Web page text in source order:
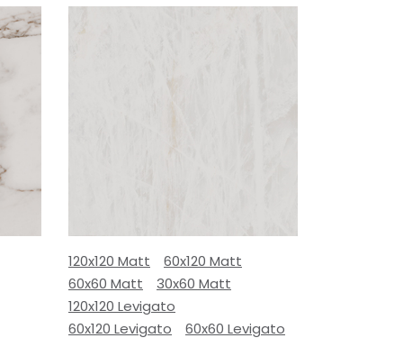
120x120 Matt
60x120 Matt
60x60 Matt
30x60 Matt
120x120 Levigato
60x120 Levigato
60x60 Levigato